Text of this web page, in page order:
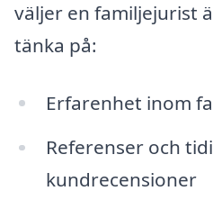
väljer en familjejurist
tänka på:
Erfarenhet inom
Referenser och
kundrecensioner